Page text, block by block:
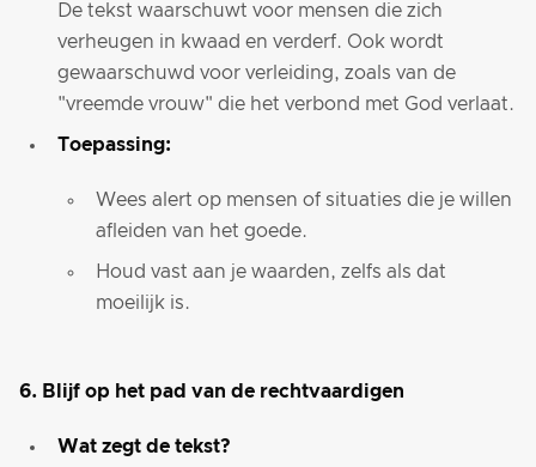
De tekst waarschuwt voor mensen die zich
verheugen in kwaad en verderf. Ook wordt
gewaarschuwd voor verleiding, zoals van de
"vreemde vrouw" die het verbond met God verlaat.
Toepassing:
Wees alert op mensen of situaties die je willen
afleiden van het goede.
Houd vast aan je waarden, zelfs als dat
moeilijk is.
6. Blijf op het pad van de rechtvaardigen
Wat zegt de tekst?